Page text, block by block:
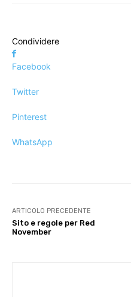
Condividere
Facebook
Twitter
Pinterest
WhatsApp
ARTICOLO PRECEDENTE
Sito e regole per Red
November